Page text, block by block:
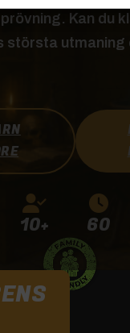
Kan du
största utmaning
10+ 60